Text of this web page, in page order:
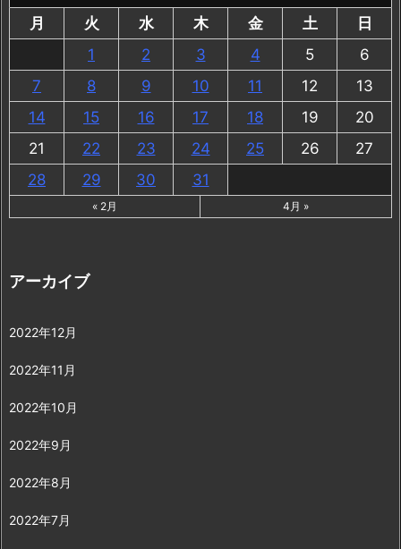
月
火 水 木 金 土
日
1
2 3 4 5
6
7
8 9 10 11 12
13
14
15 16 17 18 19
20
21
22 23 24 25 26
27
28
29 30 31
« 2月 4月 »
アーカイブ
2022年12月
2022年11月
2022年10月
2022年9月
2022年8月
2022年7月